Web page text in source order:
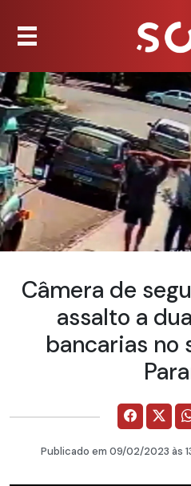
Câmera de
assalto a
bancarias no
Publicado em 09/02/2023 às